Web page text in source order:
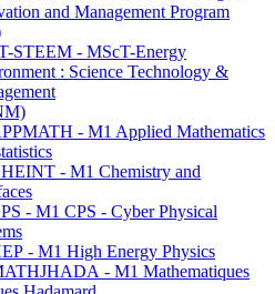
and Management Program
STEEM - MScT-Energy
: Science Technology &
- M1 Applied Mathematics
- M1 Chemistry and
- M1 CPS - Cyber Physical
- M1 High Energy Physics
- M1 Mathematiques